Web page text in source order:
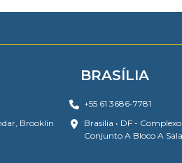
Brooklin
BRASÍLIA
+55 61 3686-7781
Brasília • DF -
Conjunto A Bloco A